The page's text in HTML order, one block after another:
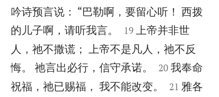
吟诗预言说： “巴勒啊，要留心听！ 西拨
的儿子啊，请听我言。


19 上帝并非世
人，祂不撒谎； 上帝不是凡人，祂不反
悔。 祂言出必行，信守承诺。


20 我奉命
祝福，祂已赐福， 我不能改变。


21 雅各